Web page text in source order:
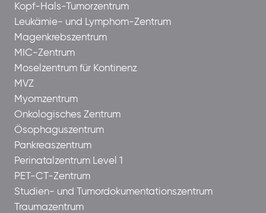
Kopf-Hals-Tumorzentrum
Leukämie- und Lymphom-Zentrum
Magenkrebszentrum
MIC-Zentrum
Moselzentrum für Kontinenz
MVZ
Myomzentrum
Onkologisches Zentrum
Ösophaguszentrum
Pankreaszentrum
Perinatalzentrum Level 1
PET-CT-Zentrum
Studien- und Tumordokumentationszentrum
Traumazentrum